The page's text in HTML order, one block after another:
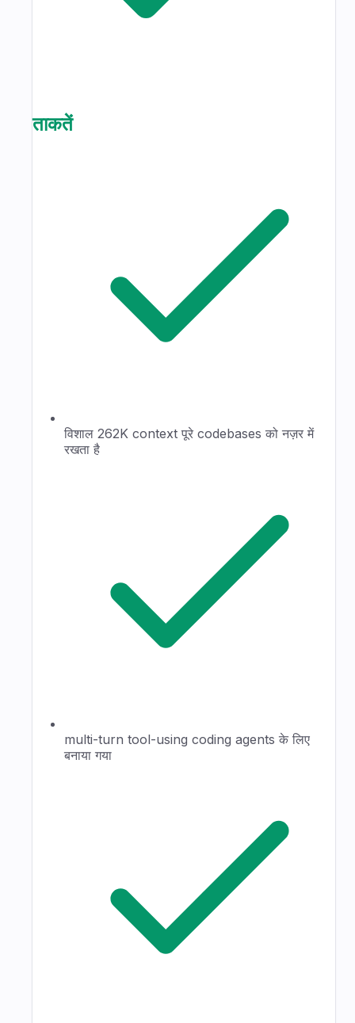
ताकतें
विशाल 262K context पूरे codebases को नज़र में
रखता है
multi-turn tool-using coding agents के लिए
बनाया गया